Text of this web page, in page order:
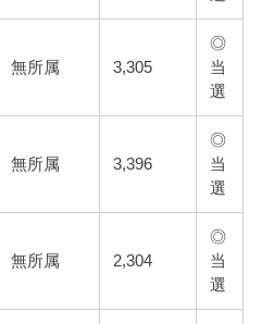
無所属 3,305
◎
当
選
無所属 3,396
◎
当
選
無所属 2,304
◎
当
選